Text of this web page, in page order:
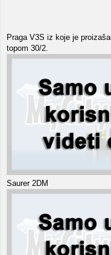
Praga V3S iz koje je
topom 30/2.
Saurer 2DM